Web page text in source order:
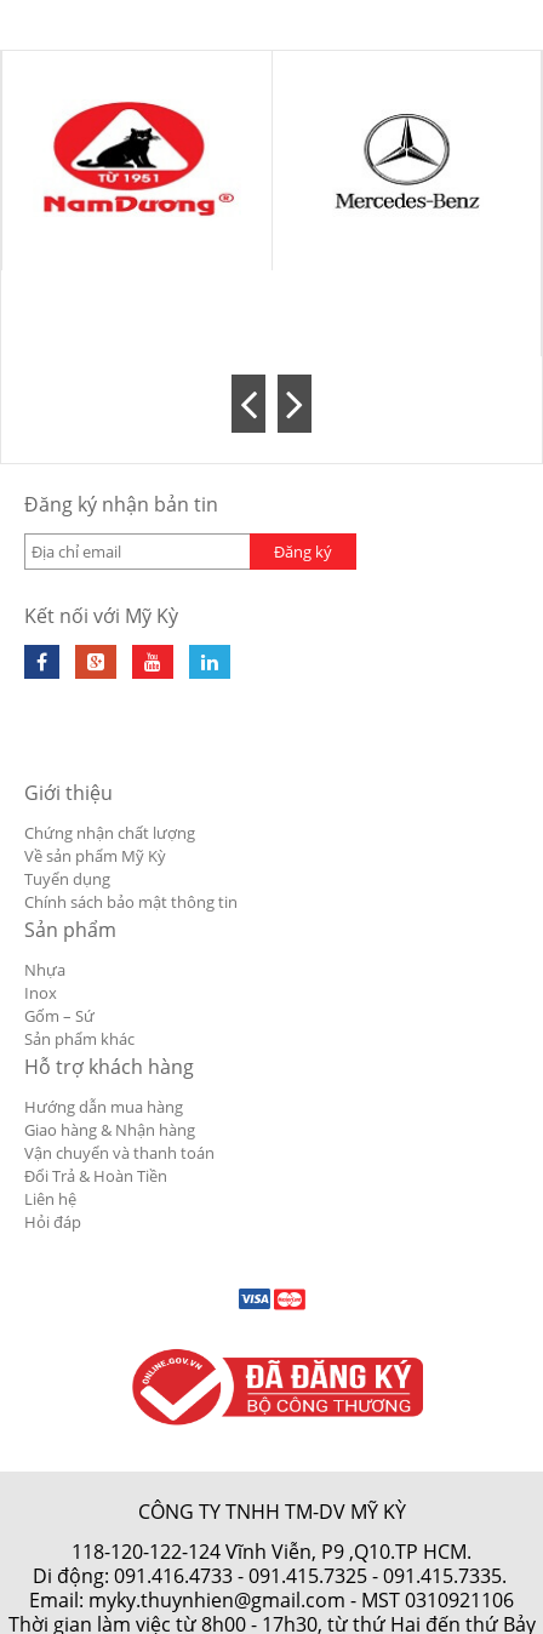
Đăng ký nhận bản tin
Đăng ký
Kết nối với Mỹ Kỳ
Giới thiệu
Chứng nhận chất lượng
Về sản phẩm Mỹ Kỳ
Tuyển dụng
Chính sách bảo mật thông tin
Sản phẩm
Nhựa
Inox
Gốm – Sứ
Sản phẩm khác
Hỗ trợ khách hàng
Hướng dẫn mua hàng
Giao hàng & Nhận hàng
Vận chuyển và thanh toán
Đổi Trả & Hoàn Tiền
Liên hệ
Hỏi đáp
CÔNG TY TNHH TM-DV MỸ KỲ
118-120-122-124 Vĩnh Viễn, P9 ,Q10.TP HCM.
Di động: 091.416.4733-091.415.7325- 091.415.7335.
Email: myky.thuynhien@gmail.com - MST 0310921106
Thời gian làm việc từ 8h00 - 17h30, từ thứ Hai đến thứ Bảy